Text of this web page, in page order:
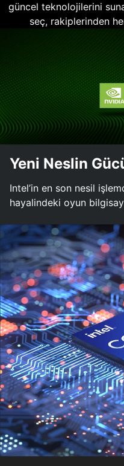
güncel teknolojilerini
seç, rakiplerinden
Yeni Neslin
Intel’in en son nesil
hayalindeki oyun